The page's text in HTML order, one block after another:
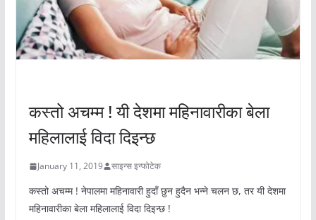
कस्तो अचम्म ! यी देशमा महिनावारीका बेला
महिलालाई विदा दिइन्छ
January 11, 2019 साइन्स इन्फोटेक
कस्तो अचम्म ! नेपालमा महिनावारी हुदाँ छुन हुदैन भन्ने चलन छ, तर यी देशमा
महिनावारीका बेला महिलालाई विदा दिइन्छ !